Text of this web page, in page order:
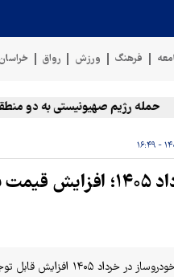
فرهنگ ورزش رواق خراسان
رژیم صهیونیستی به دو منطقه در
جهش قیمت محصولات ایران‌خودرو در
بررسی فهرست جدید قیمت محصولات ایران‌خودرو